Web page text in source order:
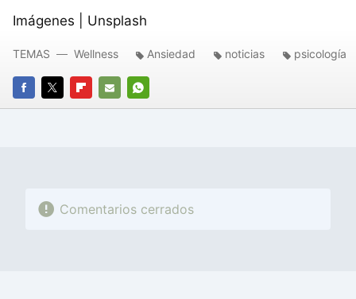
Imágenes | Unsplash
FACEBOOK
TWITTERFLIPBOARD
E-
WHATSAPP
TEMAS Wellness Ansiedad noticias psicología
Comentarios cerrados